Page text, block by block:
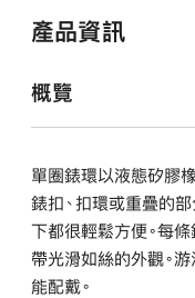
產品資訊
概覽
單圈錶環以液態矽膠
錶扣、扣環或重疊的部
下都很輕鬆方便。每
帶光滑如絲的外觀。
能配戴。